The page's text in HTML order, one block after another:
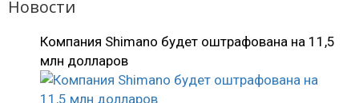
Новости
Компания Shimano будет оштрафована на 11,5
млн долларов